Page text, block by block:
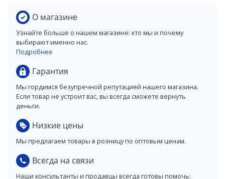
О магазине
Узнайте больше о нашем магазине: кто мы и почему
выбирают именно нас.
Подробнее
Гарантия
Мы гордимся безупречной репутацией нашего магазина.
Если товар не устроит вас, вы всегда сможете вернуть
деньги.
Низкие цены
Мы предлагаем товары в розницу по оптовым ценам.
Всегда на связи
Наши консультанты и продавцы всегда готовы помочь: